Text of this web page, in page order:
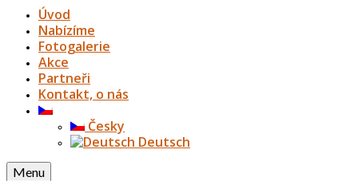
Úvod
Nabízíme
Fotogalerie
Akce
Partneři
Kontakt, o nás
Česky
Deutsch
Menu